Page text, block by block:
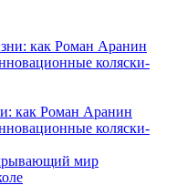
как Роман Аранин
коляски-